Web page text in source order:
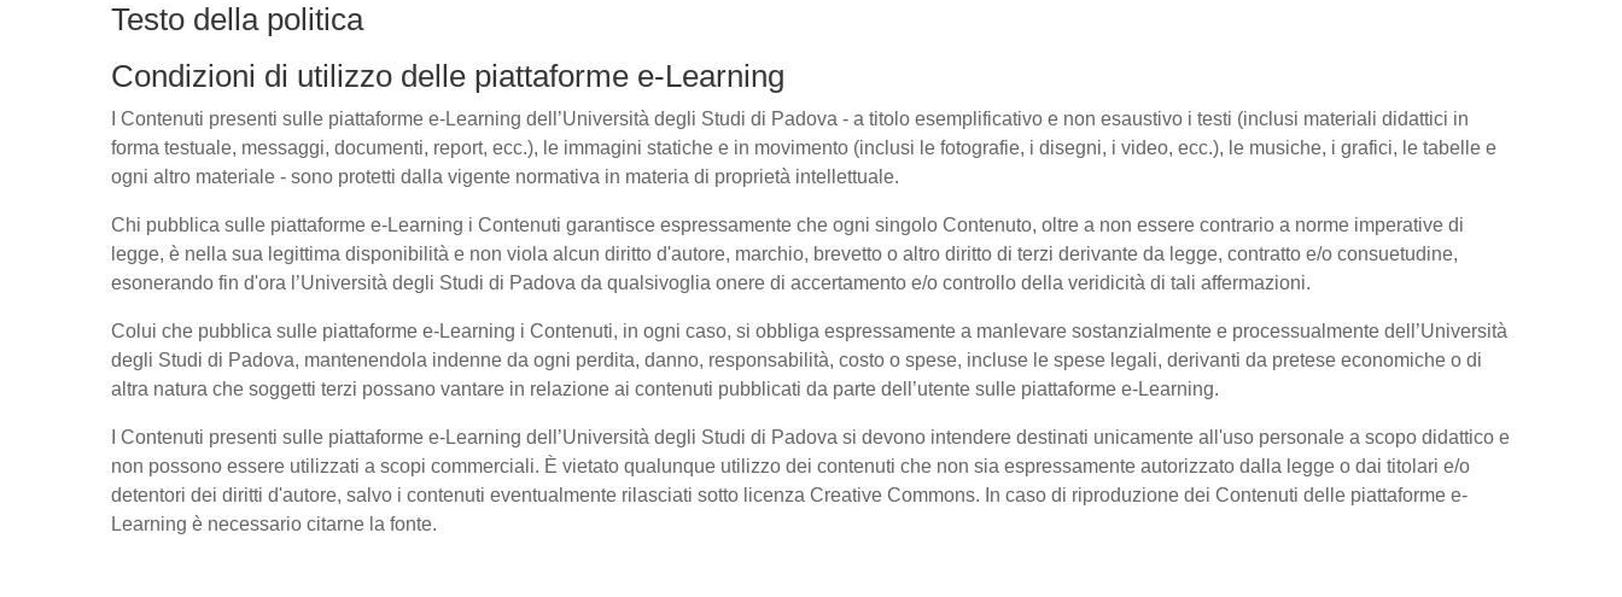
Testo della politica
Condizioni di utilizzo delle piattaforme e-Learning
I Contenuti presenti sulle piattaforme e-Learning dell’Università degli Studi di Padova - a titolo esemplificativo e non esaustivo i testi (inclusi materiali didattici in
forma testuale, messaggi, documenti, report, ecc.), le immagini statiche e in movimento (inclusi le fotografie, i disegni, i video, ecc.), le musiche, i grafici, le tabelle e
ogni altro materiale - sono protetti dalla vigente normativa in materia di proprietà intellettuale.
Chi pubblica sulle piattaforme e-Learning i Contenuti garantisce espressamente che ogni singolo Contenuto, oltre a non essere contrario a norme imperative di
legge, è nella sua legittima disponibilità e non viola alcun diritto d'autore, marchio, brevetto o altro diritto di terzi derivante da legge, contratto e/o consuetudine,
esonerando fin d'ora l’Università degli Studi di Padova da qualsivoglia onere di accertamento e/o controllo della veridicità di tali affermazioni.
Colui che pubblica sulle piattaforme e-Learning i Contenuti, in ogni caso, si obbliga espressamente a manlevare sostanzialmente e processualmente dell’Università
degli Studi di Padova, mantenendola indenne da ogni perdita, danno, responsabilità, costo o spese, incluse le spese legali, derivanti da pretese economiche o di
altra natura che soggetti terzi possano vantare in relazione ai contenuti pubblicati da parte dell’utente sulle piattaforme e-Learning.
I Contenuti presenti sulle piattaforme e-Learning dell’Università degli Studi di Padova si devono intendere destinati unicamente all'uso personale a scopo didattico e
non possono essere utilizzati a scopi commerciali. È vietato qualunque utilizzo dei contenuti che non sia espressamente autorizzato dalla legge o dai titolari e/o
detentori dei diritti d'autore, salvo i contenuti eventualmente rilasciati sotto licenza Creative Commons. In caso di riproduzione dei Contenuti delle piattaforme e-
Learning è necessario citarne la fonte.